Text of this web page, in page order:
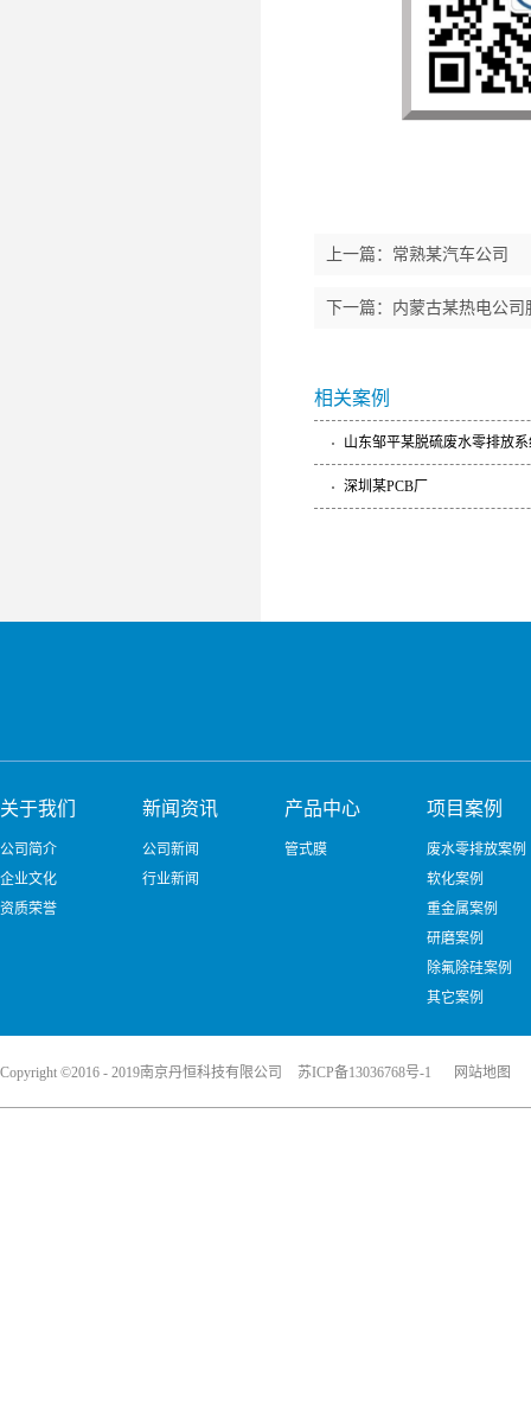
上一篇： 常熟某汽车公司
下一篇： 内蒙古某热电公司
相关案例
山东邹平某脱硫废水零排放
深圳某PCB厂
关于我们
公司简介
企业文化
资质荣誉
新闻资讯
公司新闻
行业新闻
产品中心
管式膜
项目案例
废水零排放案例
软化案例
重金属案例
研磨案例
除氟除硅案例
其它案例
Copyright ©2016 - 2019南京丹恒科技有限公司 苏ICP备13036768号-1 网站地图